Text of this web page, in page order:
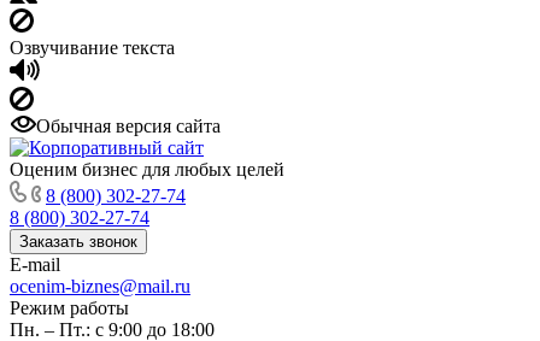
Озвучивание текста
Обычная версия сайта
Оценим бизнес для любых целей
8 (800) 302-27-74
8 (800) 302-27-74
Заказать звонок
E-mail
ocenim-biznes@mail.ru
Режим работы
Пн. – Пт.: с 9:00 до 18:00